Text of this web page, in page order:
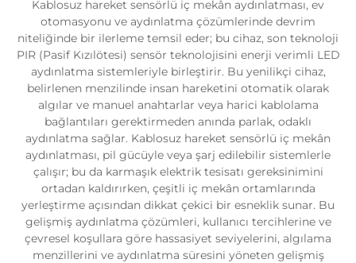
Kablosuz hareket sensörlü iç mekân aydınlatması, ev
otomasyonu ve aydınlatma çözümlerinde devrim
niteliğinde bir ilerleme temsil eder; bu cihaz, son teknoloji
PIR (Pasif Kızılötesi) sensör teknolojisini enerji verimli LED
aydınlatma sistemleriyle birleştirir. Bu yenilikçi cihaz,
belirlenen menzilinde insan hareketini otomatik olarak
algılar ve manuel anahtarlar veya harici kablolama
bağlantıları gerektirmeden anında parlak, odaklı
aydınlatma sağlar. Kablosuz hareket sensörlü iç mekân
aydınlatması, pil gücüyle veya şarj edilebilir sistemlerle
çalışır; bu da karmaşık elektrik tesisatı gereksinimini
ortadan kaldırırken, çeşitli iç mekân ortamlarında
yerleştirme açısından dikkat çekici bir esneklik sunar. Bu
gelişmiş aydınlatma çözümleri, kullanıcı tercihlerine ve
çevresel koşullara göre hassasiyet seviyelerini, algılama
menzillerini ve aydınlatma süresini yöneten gelişmiş